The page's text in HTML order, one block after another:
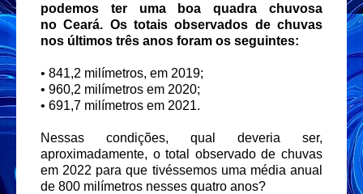
podemos ter uma boa quadra chuvosa
noCeará. Os totais observados de chuvas
nos últimos três anos foram os seguintes:
• 841,2 milímetros, em 2019;
• 960,2 milímetros em 2020;
• 691,7 milímetros em 2021.
Nessas condições, qual deveria ser,
aproximadamente, o total observado de chuvas
em 2022 para que tivéssemos uma média anual
de 800 milímetros nesses quatro anos?